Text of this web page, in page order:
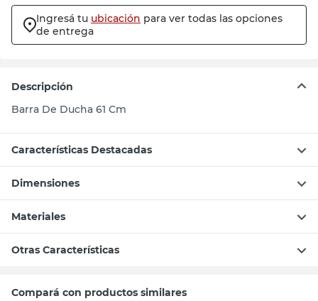
Ingresá tu ubicación para ver todas las opciones
de entrega
Descripción
Barra De Ducha 61 Cm
Características Destacadas
Dimensiones
Materiales
Otras Características
Compará con productos similares